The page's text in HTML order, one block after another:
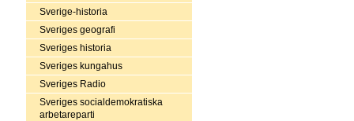
Sverige-historia
Sveriges geografi
Sveriges historia
Sveriges kungahus
Sveriges Radio
Sveriges socialdemokratiska
arbetareparti